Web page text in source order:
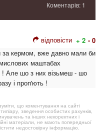
Коментарів: 1
відповісти + 2 - 0
за кермом, вже давно мали би
маштабах
! Але шо з них візьмеш - шо
і проп'ють !
що коментування на сайті
зведення особистих рахунків,
та інших некоректних і
матеріали, не мають попередньої
недостовірну інформацію.